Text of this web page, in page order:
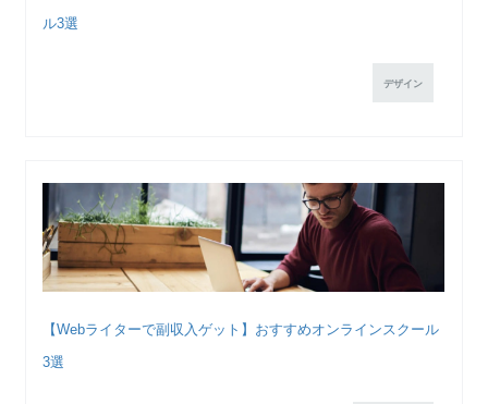
ル3選
デザイン
【Webライターで副収入ゲット】おすすめオンラインスクール
3選